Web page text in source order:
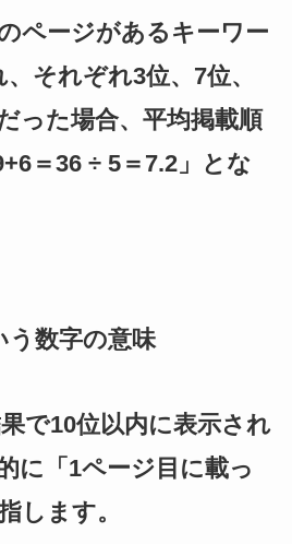
ページがあるキーワー
それぞれ3位、7位、
った場合、平均掲載順
＝36 ÷ 5＝7.2」とな
う数字の意味
で10位以内に表示され
に「1ページ目に載っ
します。